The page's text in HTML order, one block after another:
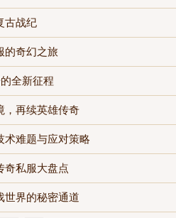
古战纪
的奇幻之旅
全新征程
，再续英雄传奇
术难题与应对策略
奇私服大盘点
世界的秘密通道